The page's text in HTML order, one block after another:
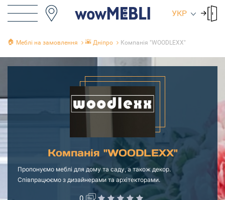
УКР
🏠 Меблі на замовлення 🌇 Дніпро Компанія "WOODLEXX"
Компанія "WOODLEXX"
Пропонуємо меблі для дому та саду, а також декор.
Співпрацюємо з дизайнерами та архітекторами.